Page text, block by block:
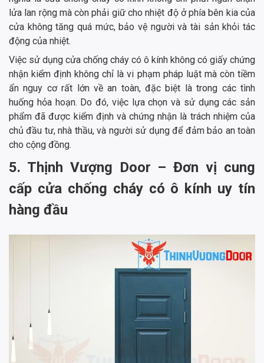
lửa lan rộng mà còn phải giữ cho nhiệt độ ở phía bên kia của
cửa không tăng quá mức, bảo vệ người và tài sản khỏi tác
động của nhiệt.
Việc sử dụng cửa chống cháy có ô kính không có giấy chứng
nhận kiểm định không chỉ là vi phạm pháp luật mà còn tiềm
ẩn nguy cơ rất lớn về an toàn, đặc biệt là trong các tình
huống hỏa hoạn. Do đó, việc lựa chọn và sử dụng các sản
phẩm đã được kiểm định và chứng nhận là trách nhiệm của
chủ đầu tư, nhà thầu, và người sử dụng để đảm bảo an toàn
cho cộng đồng.
5. Thịnh Vượng Door – Đơn vị cung
cấp cửa chống cháy có ô kính uy tín
hàng đầu